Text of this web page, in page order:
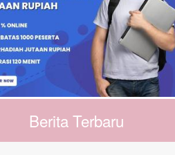
Berita Terbaru